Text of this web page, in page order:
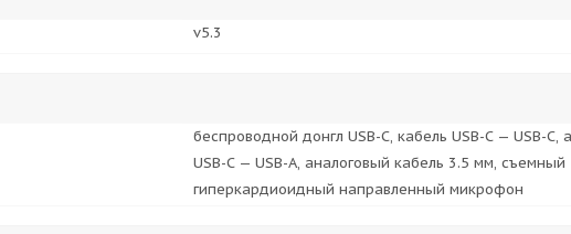
v5.3
беспроводной донгл USB-C, кабель USB-C — USB-C,
USB-C — USB-A, аналоговый кабель 3.5 мм, съемный
гиперкардиоидный направленный микрофон